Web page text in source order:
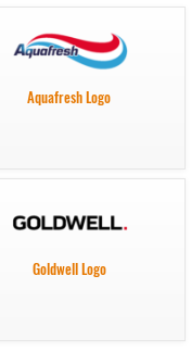
Aquafresh Logo
Goldwell Logo